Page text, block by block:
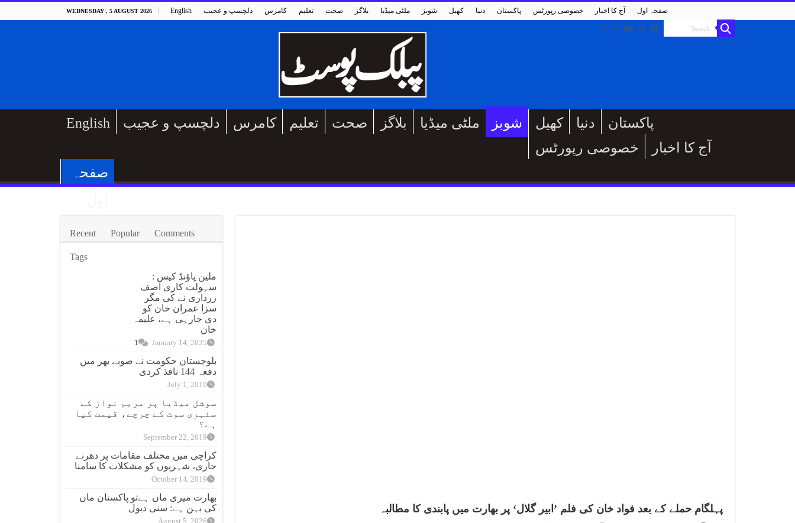
WEDNESDAY , 5 AUGUST 2026 English دلچسپ و عجیب کامرس تعلیم صحت بلاگز ملٹی میڈیا شوبز کھیل دنیا پاکستان خصوصی رپورٹس آج کا اخبار صفحہ اول
English دلچسپ و عجیب کامرس تعلیم صحت بلاگز ملٹی میڈیا شوبز کھیل دنیا
پاکستان
خصوصی رپورٹس
آج کا اخبار
صفحہ
پہلگام حملے کے بعد فواد خان کی فلم ’ابیر گلال‘ پر بھارت میں پابندی کا مطالبہ
Recent Popular Comments
Tags
ملین پاؤنڈ کیس :
سہولت کاری آصف
زرداری نے کی مگر
سزا عمران خان کو
دی جارہی ہے، علیمہ
خان
January 14, 2025
1
بلوچستان حکومت نے صوبے بھر میں
دفعہ 144 نافذ کردی
July 1, 2019
سوشل میڈیا پر مریم نواز کے
سنہری سوٹ کے چرچے، قیمت کیا
ہے؟
September 22, 2019
کراچی میں مختلف مقامات پر دھرنے
جاری، شہریوں کو مشکلات کا سامنا
October 14, 2019
بھارت میری ماں ہےتو پاکستان ماں
کی بہن ہے: سنی دیول
August 5, 2026